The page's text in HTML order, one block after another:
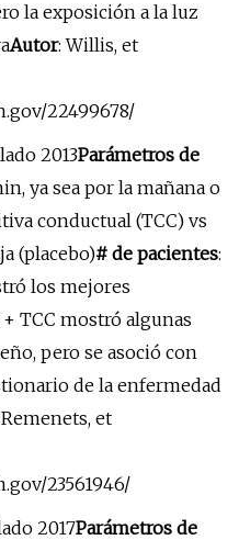
la exposición a la luz
Autor: Willis, et
22499678/
2013Parámetros de
ya sea por la mañana o
conductual (TCC) vs
(placebo)# de pacientes:
los mejores
TCC mostró algunas
pero se asoció con
de la enfermedad
et
23561946/
2017Parámetros de